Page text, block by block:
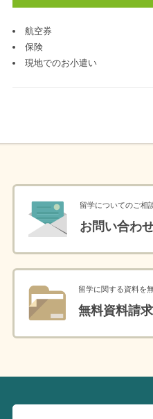
航空券
保険
現地でのお小遣い
留学についてのご相
お問い合わ
留学に関する資料を
無料資料請求